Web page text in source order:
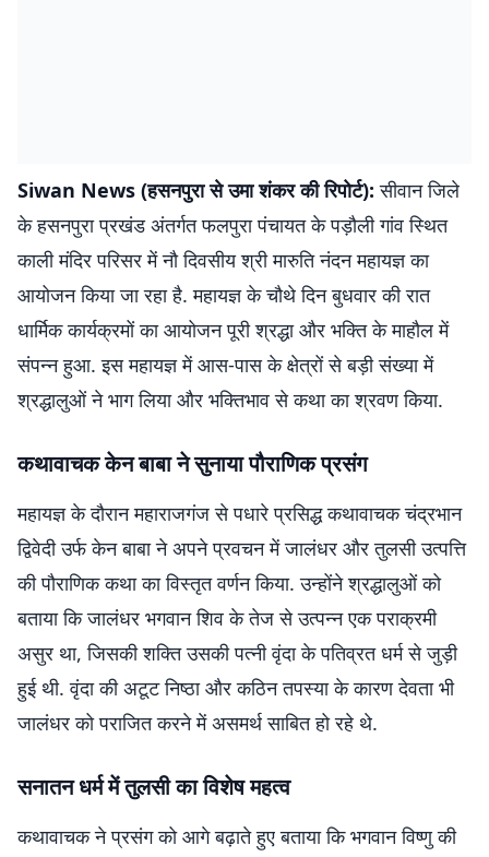
Siwan News (हसनपुरा से उमा शंकर की रिपोर्ट): सीवान जिले
के हसनपुरा प्रखंड अंतर्गत फलपुरा पंचायत के पड़ौली गांव स्थित
काली मंदिर परिसर में नौ दिवसीय श्री मारुति नंदन महायज्ञ का
आयोजन किया जा रहा है. महायज्ञ के चौथे दिन बुधवार की रात
धार्मिक कार्यक्रमों का आयोजन पूरी श्रद्धा और भक्ति के माहौल में
संपन्न हुआ. इस महायज्ञ में आस-पास के क्षेत्रों से बड़ी संख्या में
श्रद्धालुओं ने भाग लिया और भक्तिभाव से कथा का श्रवण किया.
कथावाचक केन बाबा ने सुनाया पौराणिक प्रसंग
महायज्ञ के दौरान महाराजगंज से पधारे प्रसिद्ध कथावाचक चंद्रभान
द्विवेदी उर्फ केन बाबा ने अपने प्रवचन में जालंधर और तुलसी उत्पत्ति
की पौराणिक कथा का विस्तृत वर्णन किया. उन्होंने श्रद्धालुओं को
बताया कि जालंधर भगवान शिव के तेज से उत्पन्न एक पराक्रमी
असुर था, जिसकी शक्ति उसकी पत्नी वृंदा के पतिव्रत धर्म से जुड़ी
हुई थी. वृंदा की अटूट निष्ठा और कठिन तपस्या के कारण देवता भी
जालंधर को पराजित करने में असमर्थ साबित हो रहे थे.
सनातन धर्म में तुलसी का विशेष महत्व
कथावाचक ने प्रसंग को आगे बढ़ाते हुए बताया कि भगवान विष्णु की